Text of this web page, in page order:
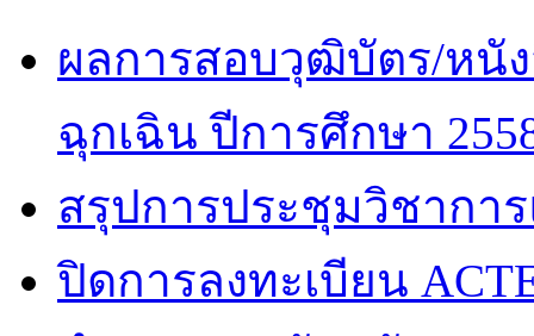
ผลการสอบวุฒิบัตร/หนั
ฉุกเฉิน ปีการศึกษา
สรุปการประชุมวิชากา
ปิดการลงทะเบียน